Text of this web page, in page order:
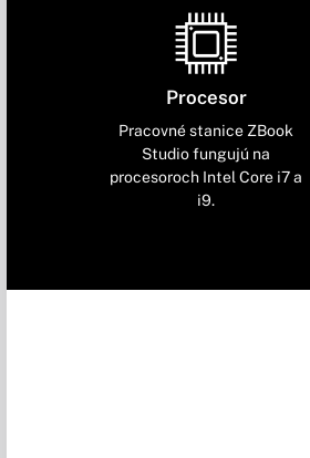
Procesor
Pracovné stanice ZBook
Studio fungujú na
procesoroch Intel Core i7 a
i9.